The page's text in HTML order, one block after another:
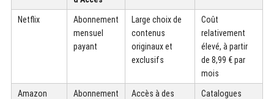
Netflix
Abonnement
mensuel
payant
Large choix de
contenus
originaux et
exclusifs
Coût
relativement
élevé, à partir
de 8,99 € par
mois
Amazon
Abonnement
Accès à des
Catalogues